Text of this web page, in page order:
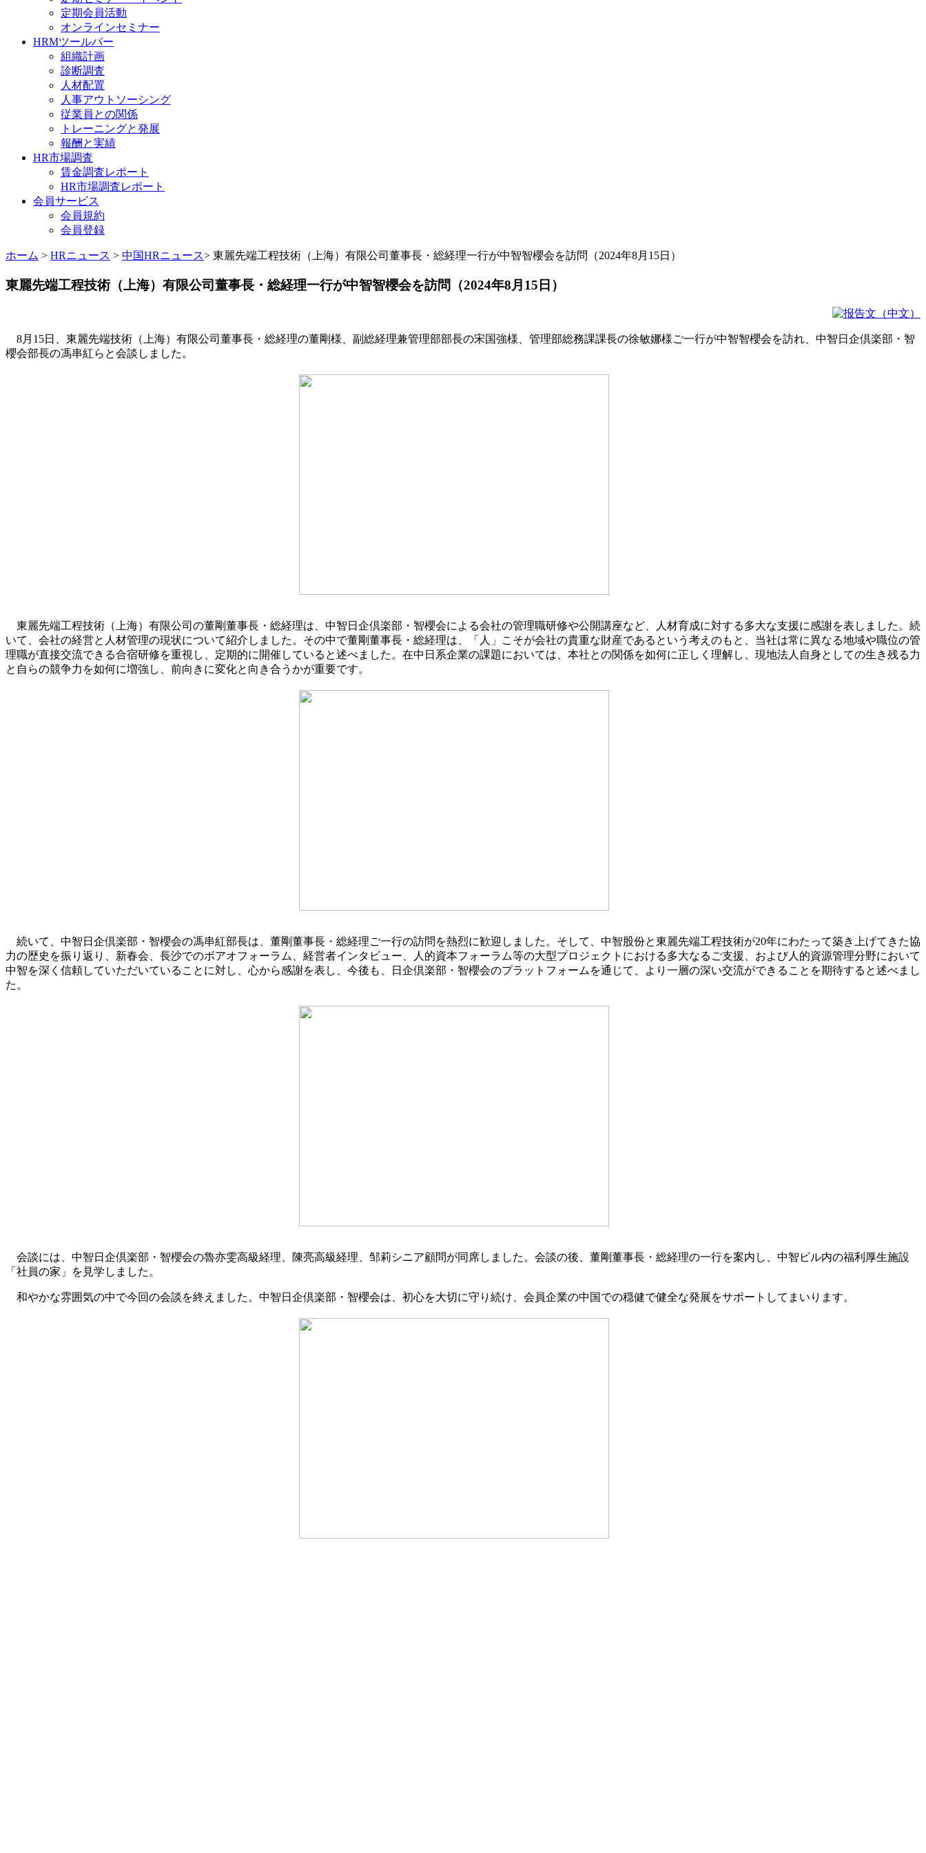
定期会員活動
オンラインセミナー
HRMツールバー
組織計画
診断調査
人材配置
人事アウトソーシング
従業員との関係
トレーニングと発展
報酬と実績
HR市場調査
賃金調査レポート
HR市場調査レポート
会員サービス
会員規約
会員登録
ホーム > HRニュース > 中国HRニュース> 東麗先端工程技術（上海）有限公司董事長・総経理一行が中智智櫻会を訪問（2024年8月15日）
東麗先端工程技術（上海）有限公司董事長・総経理一行が中智智櫻会を訪問（2024年8月15日）
8月15日、東麗先端技術（上海）有限公司董事長・総経理の董剛様、副総経理兼管理部部長の宋国強様、管理部総務課課長の徐敏娜様ご一行が中智智櫻会を訪れ、中智日企倶楽部・智
櫻会部長の馮串紅らと会談しました。
東麗先端工程技術（上海）有限公司の董剛董事長・総経理は、中智日企倶楽部・智櫻会による会社の管理職研修や公開講座など、人材育成に対する多大な支援に感謝を表しました。続
いて、会社の経営と人材管理の現状について紹介しました。その中で董剛董事長・総経理は、「人」こそが会社の貴重な財産であるという考えのもと、当社は常に異なる地域や職位の管
理職が直接交流できる合宿研修を重視し、定期的に開催していると述べました。在中日系企業の課題においては、本社との関係を如何に正しく理解し、現地法人自身としての生き残る力
と自らの競争力を如何に増強し、前向きに変化と向き合うかが重要です。
続いて、中智日企倶楽部・智櫻会の馮串紅部長は、董剛董事長・総経理ご一行の訪問を熱烈に歓迎しました。そして、中智股份と東麗先端工程技術が20年にわたって築き上げてきた協
力の歴史を振り返り、新春会、長沙でのボアオフォーラム、経営者インタビュー、人的資本フォーラム等の大型プロジェクトにおける多大なるご支援、および人的資源管理分野において
中智を深く信頼していただいていることに対し、心から感謝を表し、今後も、日企倶楽部・智櫻会のプラットフォームを通じて、より一層の深い交流ができることを期待すると述べまし
た。
会談には、中智日企倶楽部・智櫻会の魯亦雯高級経理、陳亮高級経理、邹莉シニア顧問が同席しました。会談の後、董剛董事長・総経理の一行を案内し、中智ビル内の福利厚生施設
「社員の家」を見学しました。
和やかな雰囲気の中で今回の会談を終えました。中智日企倶楽部・智櫻会は、初心を大切に守り続け、会員企業の中国での穏健で健全な発展をサポートしてまいります。